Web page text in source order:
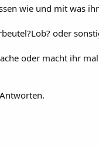
wie und mit was
oder
oder macht ihr